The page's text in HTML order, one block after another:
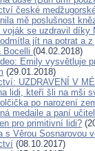
české
mě poslušnost
voják se uzdravil díky
jít na potrat a
Bocelli (04.02.2018)
Emily vysvětluje
(29.01.2018)
UZDRAVENÍ V
lidi, kteří šli na mši
po narození
medaile a paní
pro primitivní lidi?
s Věrou Sosnarovou
(08.10.2017)